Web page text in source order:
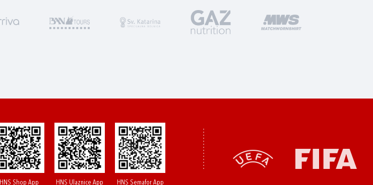
HNS Shop App HNS Ulaznice App HNS Semafor App